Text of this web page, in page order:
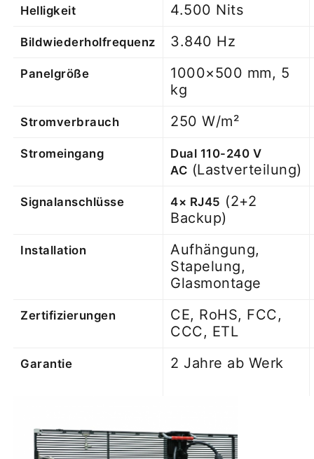
Helligkeit 4.500 Nits
Bildwiederholfrequenz 3.840 Hz
Panelgröße
1000×500 mm, 5
kg
Stromverbrauch 250 W/m²
Stromeingang
Dual 110-240 V
AC (Lastverteilung)
Signalanschlüsse 4× RJ45 (2+2
Backup)
Installation
Aufhängung,
Stapelung,
Glasmontage
Zertifizierungen
CE, RoHS, FCC,
CCC, ETL
Garantie 2 Jahre ab Werk